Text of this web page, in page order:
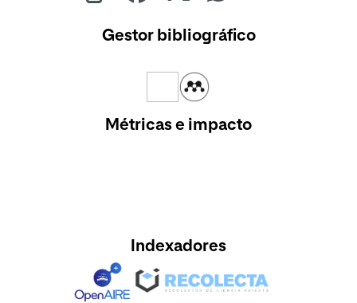
Gestor bibliográfico
Métricas e impacto
Indexadores